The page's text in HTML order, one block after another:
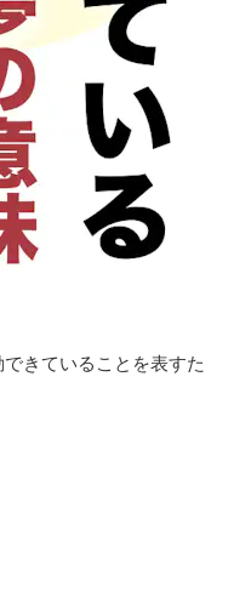
きていることを表すた